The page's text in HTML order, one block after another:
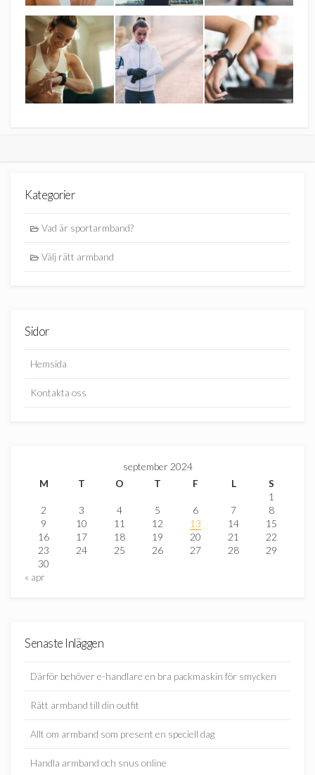
Kategorier
Vad är sportarmband?
Välj rätt armband
Sidor
Hemsida
Kontakta oss
september 2024
M
T O T F L
S
1
2
3 4 5 6 7
8
9
10 11 12 13 14
15
16
17 18 19 20 21
22
23
24 25 26 27 28
29
30
« apr
Senaste Inläggen
Därför behöver e-handlare en bra packmaskin för smycken
Rätt armband till din outfit
Allt om armband som present en speciell dag
Handla armband och snus online